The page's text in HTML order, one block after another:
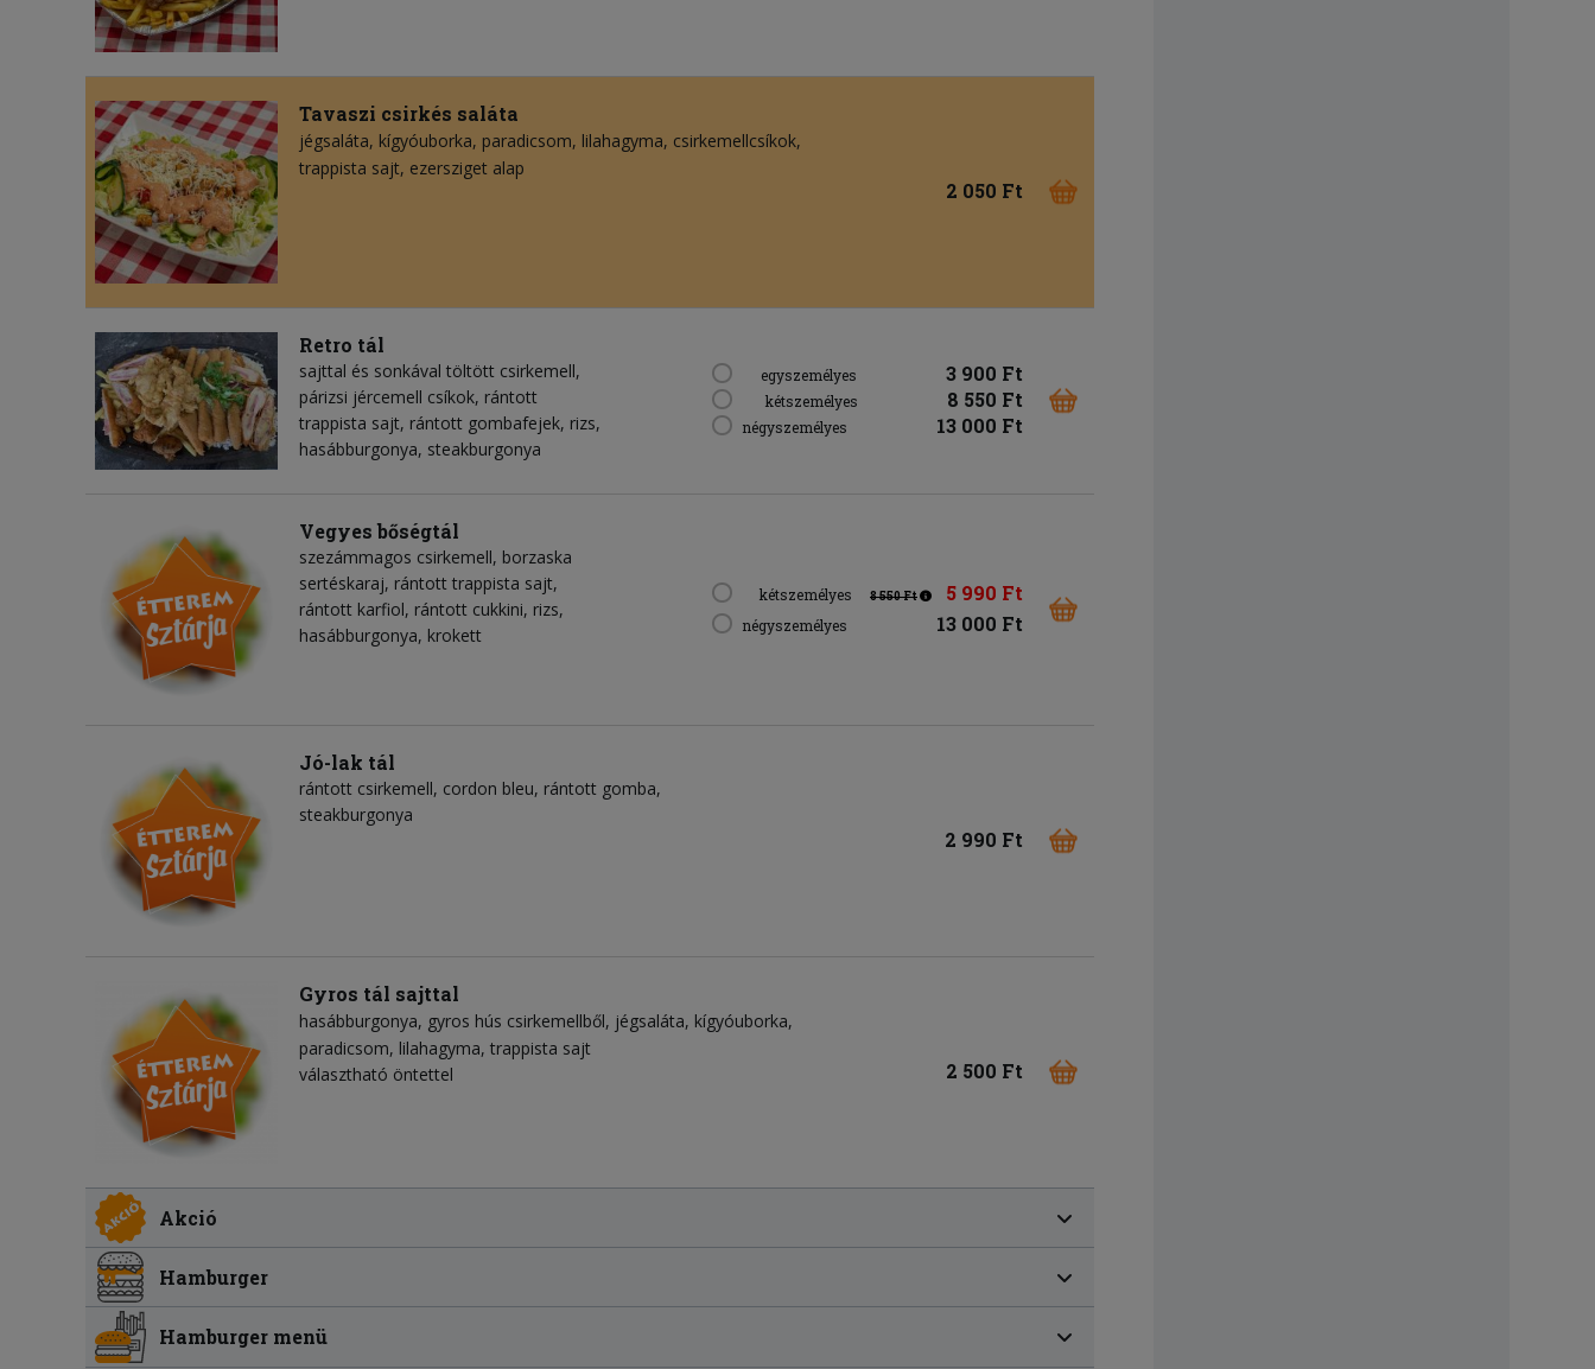
Tavaszi csirkés saláta
jégsaláta kígyóuborka paradicsom lilahagyma csirkemellcsíkok
trappista sajt ezersziget alap
2 050 Ft
Retro tál
sajttal és sonkával töltött csirkemell,
párizsi jércemell csíkok, rántott
trappista sajt, rántott gombafejek, rizs,
hasábburgonya, steakburgonya
egyszemélyes 3 900 Ft
kétszemélyes 8 550 Ft
négyszemélyes 13 000 Ft
Vegyes bőségtál
szezámmagos csirkemell, borzaska
sertéskaraj, rántott trappista sajt,
rántott karfiol, rántott cukkini, rizs,
hasábburgonya, krokett
kétszemélyes 8 550 Ft 5 990 Ft
négyszemélyes 13 000 Ft
Jó-lak tál
rántott csirkemell, cordon bleu, rántott gomba,
steakburgonya
2 990 Ft
Gyros tál sajttal
hasábburgonya gyros hús csirkemellből jégsaláta kígyóuborka
paradicsom lilahagyma trappista sajt
választható öntettel
2 500 Ft
Akció
Hamburger
Hamburger menü